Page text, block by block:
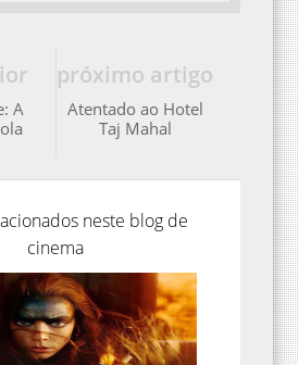
próximo artigo
Atentado ao Hotel
Taj Mahal
A
neste blog de
cinema